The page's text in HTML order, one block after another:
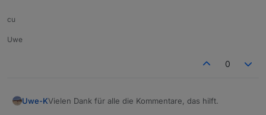
cu
Uwe
0
Uwe-KVielen Dank für alle die Kommentare, das hilft.